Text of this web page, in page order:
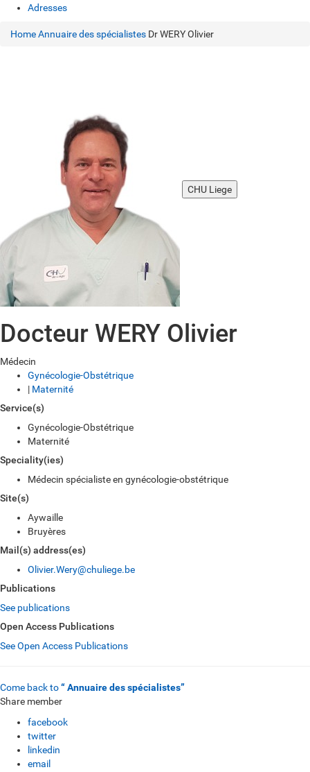
Adresses
HomeAnnuaire des spécialistes Dr WERY Olivier
CHU Liege
Docteur WERY Olivier
Médecin
Gynécologie-Obstétrique
| Maternité
Service(s)
Gynécologie-Obstétrique
Maternité
Speciality(ies)
Médecin spécialiste en gynécologie-obstétrique
Site(s)
Aywaille
Bruyères
Mail(s) address(es)
Olivier.Wery@chuliege.be
Publications
See publications
Open Access Publications
See Open Access Publications
Come back to“ Annuaire des spécialistes”
Share member
facebook
twitter
linkedin
email